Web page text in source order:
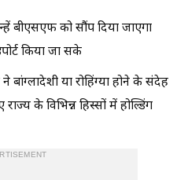
बीएसएफ को सौंप दिया जाएगा
किया जा सके
बांग्लादेशी या रोहिंग्या होने के संदेह
के विभिन्न हिस्सों में होल्डिंग